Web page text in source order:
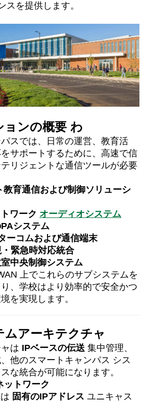
スを提供します。
ョンの概要 わ
スでは、日常の運営、教育活
サポートするために、高速で信
リジェントな通信ツールが必要
教育通信および制御ソリューシ
ワーク オーディオシステム
システム
ーコムおよび通信端末
緊急時対応統合
中央制御システム
上でこれらのサブシステムを
、学校はより効率的で安全かつ
を実現します。
ムアーキテクチャ
は IPベースの伝送 集中管理、
他のスマートキャンパス シス
な統合が可能になります。
ットワーク
固有のIPアドレス ユニキャス